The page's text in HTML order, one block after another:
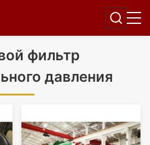
фильтр
давления